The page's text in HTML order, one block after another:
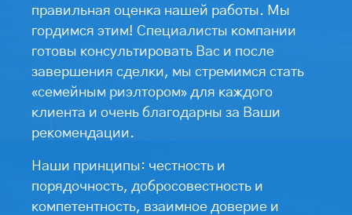
правильная оценка нашей работы. Мы
гордимся этим! Специалисты компании
готовы консультировать Вас и после
завершения сделки, мы стремимся стать
«семейным риэлтором» для каждого
клиента и очень благодарны за Ваши
рекомендации.
Наши принципы: честность и
порядочность, добросовестность и
компетентность, взаимное доверие и